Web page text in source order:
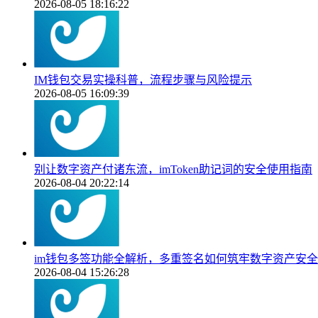
2026-08-05 18:16:22
IM钱包交易实操科普，流程步骤与风险提示
2026-08-05 16:09:39
别让数字资产付诸东流，imToken助记词的安全使用指南
2026-08-04 20:22:14
im钱包多签功能全解析，多重签名如何筑牢数字资产安
2026-08-04 15:26:28